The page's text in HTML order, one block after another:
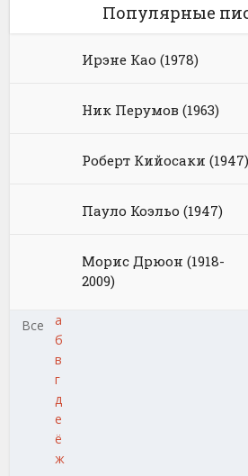
Популярные
Ирэне Као (1978)
Ник Перумов (1963)
Роберт Кийосаки (1947)
Пауло Коэльо (1947)
Морис Дрюон (1918-
2009)
Все
а
б
в
г
д
е
ё
ж